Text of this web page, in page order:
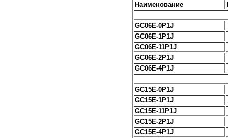
Наименование
GC06E-0P1J
GC06E-1P1J
GC06E-11P1J
GC06E-2P1J
GC06E-4P1J
GC15E-0P1J
GC15E-1P1J
GC15E-11P1J
GC15E-2P1J
GC15E-4P1J